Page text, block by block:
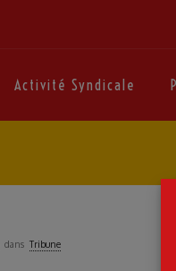
Activité Syndicale
dans Tribune